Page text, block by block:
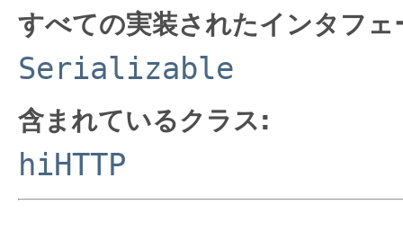
すべての実装されたインタフ
Serializable
含まれているクラス:
hiHTTP